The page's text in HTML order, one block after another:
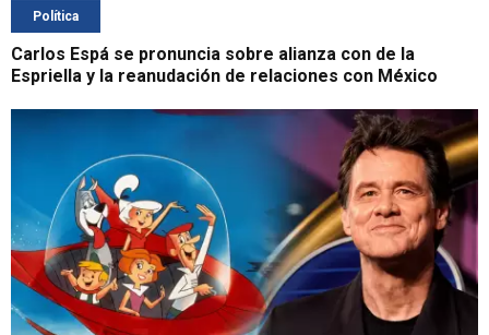
Política
Carlos Espá se pronuncia sobre alianza con de la
Espriella y la reanudación de relaciones con México